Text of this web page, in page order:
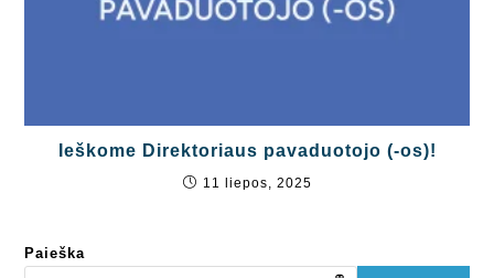
Ieškome Direktoriaus pavaduotojo (-os)!
11 liepos, 2025
Paieška